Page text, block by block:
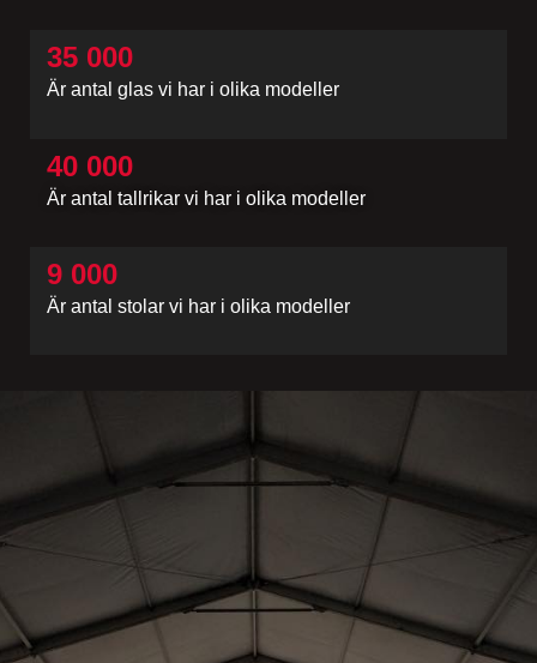
35 000
Är antal glas vi har i olika modeller
40 000
Är antal tallrikar vi har i olika modeller
9 000
Är antal stolar vi har i olika modeller